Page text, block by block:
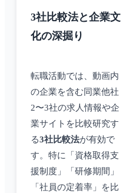
3社比較法と企業文
化の深掘り
転職活動では、動画内
の企業を含む同業他社
2〜3社の求人情報や企
業サイトを比較研究す
る3社比較法が有効で
す。特に「資格取得支
援制度」「研修期間」
「社員の定着率」を比